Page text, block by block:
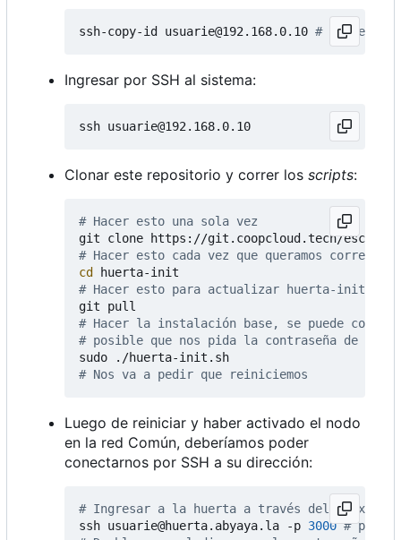
ssh-copy-id usuarie@192.168.0.10 # IP de la
Ingresar por SSH al sistema:
Clonar este repositorio y correr los scripts:
# Hacer esto una sola vez
# Hacer esto cada vez que queramos correr
cd
# Hacer esto para actualizar huerta-init
# Hacer la instalación base, se puede
# posible que nos pida la contraseña de
# Nos va a pedir que reiniciemos
Luego de reiniciar y haber activado el nodo
en la red Común, deberíamos poder
conectarnos por SSH a su dirección:
# Ingresar a la huerta a través del proxy
ssh usuarie@huerta.abyaya.la -p 3000 #